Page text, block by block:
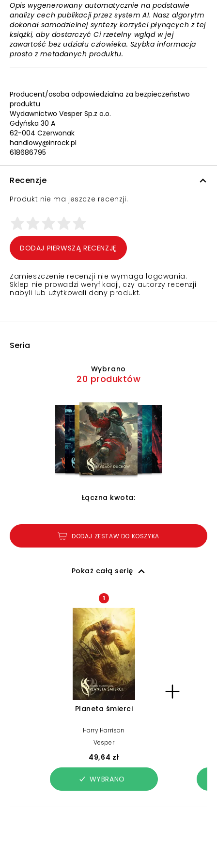
Opis wygenerowany automatycznie na podstawie
analizy cech publikacji przez system AI. Nasz algorytm
dokonał samodzielnej syntezy korzyści płynących z tej
książki, aby dostarczyć Ci rzetelny wgląd w jej
zawartość bez udziału człowieka. Szybka informacja
prosto z metadanych produktu.
Producent/osoba odpowiedzialna za bezpieczeństwo
produktu
Wydawnictwo Vesper Sp.z o.o.
Gdyńska 30 A
62-004 Czerwonak
handlowy@inrock.pl
618686795
Recenzje
Produkt nie ma jeszcze recenzji.
DODAJ PIERWSZĄ RECENZJĘ
Zamieszczenie recenzji nie wymaga logowania.
Sklep nie prowadzi weryfikacji, czy autorzy recenzji
nabyli lub użytkowali dany produkt.
Seria
Wybrano
20 produktów
Łączna kwota:
DODAJ ZESTAW DO KOSZYKA
Pokaż całą serię
1
Planeta śmierci
Harry Harrison
Vesper
49,64 zł
WYBRANO